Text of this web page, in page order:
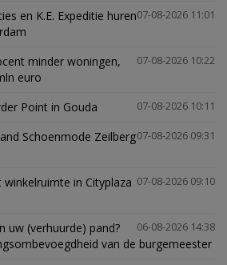
07-08-2026 11:01
en K.E. Expeditie huren
07-08-2026 10:22
minder woningen,
euro
07-08-2026 10:11
Point in Gouda
07-08-2026 09:31
Schoenmode Zeilberg
07-08-2026 09:10
winkelruimte in Cityplaza
06-08-2026 14:38
uw (verhuurde) pand?
van de burgemeester